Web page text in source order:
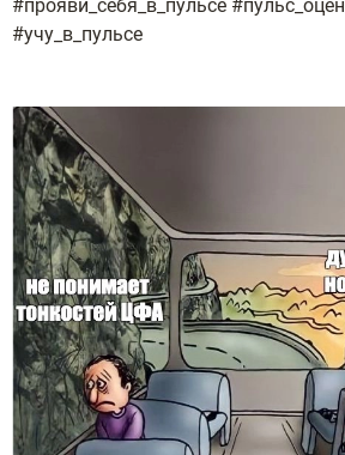
#прояви_себя_в_пульсе
#учу_в_пульсе